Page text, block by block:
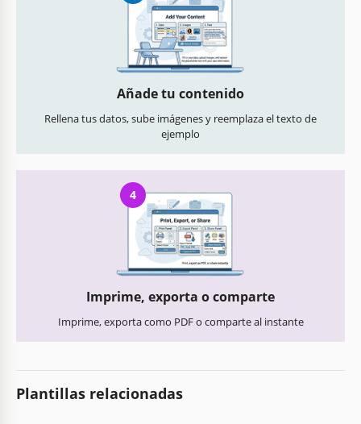
Añade tu contenido
Rellena tus datos, sube imágenes y reemplaza el texto de
ejemplo
4
Imprime, exporta o comparte
Imprime, exporta como PDF o comparte al instante
Plantillas relacionadas